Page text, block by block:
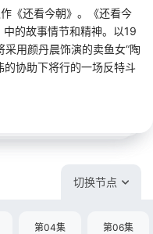
《还看今朝》。《还看今
的故事情节和精神。以19
用颜丹晨饰演的卖鱼女“陶
的协助下将行的一场反特斗
切换节点
第04集 第06集